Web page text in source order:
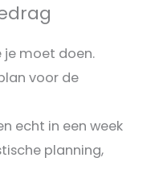
je moet doen.
voor de
echt in een week
planning,